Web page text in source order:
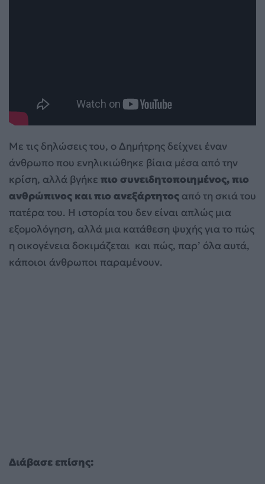
Με τις δηλώσεις του, ο Δημήτρης δείχνει έναν
άνθρωπο που ενηλικιώθηκε βίαια μέσα από την
κρίση, αλλά βγήκε πιο συνειδητοποιημένος, πιο
ανθρώπινος και πιο ανεξάρτητος από τη σκιά του
πατέρα του. Η ιστορία του δεν είναι απλώς μια
εξομολόγηση, αλλά μια κατάθεση ψυχής για το πώς
η οικογένεια δοκιμάζεται και πώς, παρ’ όλα αυτά,
κάποιοι άνθρωποι παραμένουν.
Διάβασε επίσης: